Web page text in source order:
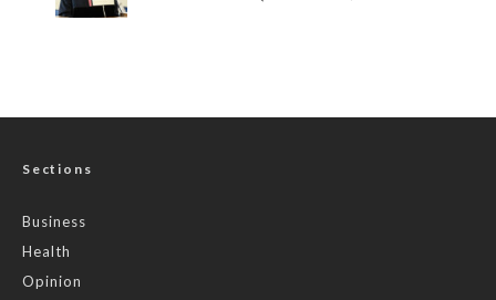
Sections
Business
Health
Opinion